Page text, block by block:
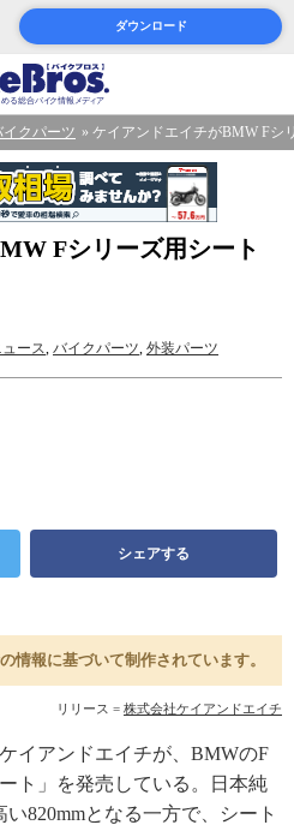
ダウンロード
イクパーツ ケイアンドエイチがBMW Fシ
Fシリーズ用シート
ュース, バイクパーツ, 外装パーツ
シェアする
情報に基づいて制作されています。
リリース = 株式会社ケイアンドエイチ
イアンドエイチが、BMWのF
ト」を発売している。日本純
820mmとなる一方で、シート